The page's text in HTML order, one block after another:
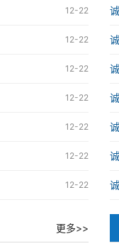
12-22
12-22
12-22
12-22
12-22
12-22
12-22
更多>>